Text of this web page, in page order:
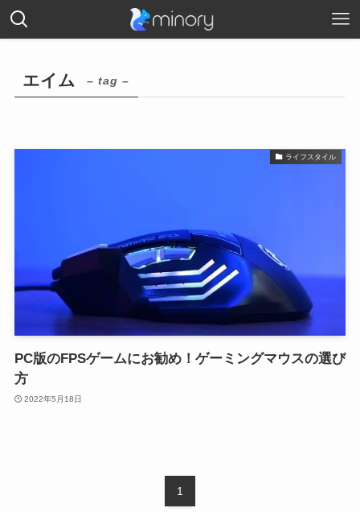
エイム – tag –
ライフスタイル
PC版のFPSゲームにお勧め！ゲーミングマウスの選び
方
2022年5月18日
1